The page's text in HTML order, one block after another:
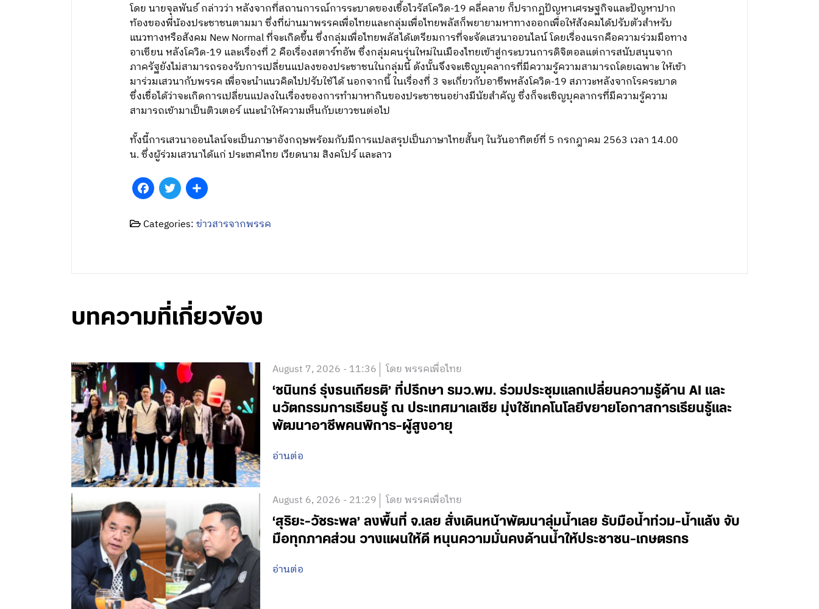
โดย นายจุลพันธ์ กล่าวว่า หลังจากที่สถานการณ์การระบาดของเชื้อไวรัสโควิด-19 คลี่คลาย ก็ปรากฏปัญหาเศรษฐกิจและปัญหาปาก
ท้องของพี่น้องประชาชนตามมา ซึ่งที่ผ่านมาพรรคเพื่อไทยและกลุ่มเพื่อไทยพลัสก็พยายามหาทางออกเพื่อให้สังคมได้ปรับตัวสำหรับ
แนวทางหรือสังคม New Normal ที่จะเกิดขึ้น ซึ่งกลุ่มเพื่อไทยพลัสได้เตรียมการที่จะจัดเสวนาออนไลน์ โดยเรื่องแรกคือความร่วมมือทาง
อาเซียน หลังโควิด-19 และเรื่องที่ 2 คือเรื่องสตาร์ทอัพ ซึ่งกลุ่มคนรุ่นใหม่ในเมืองไทยเข้าสู่กระบวนการดิจิตอลแต่การสนับสนุนจาก
ภาครัฐยังไม่สามารถรองรับการเปลี่ยนแปลงของประชาชนในกลุ่มนี้ ดังนั้นจึงจะเชิญบุคลากรที่มีความรู้ความสามารถโดยเฉพาะ ให้เข้า
มาร่วมเสวนากับพรรค เพื่อจะนำแนวคิดไปปรับใช้ได้ นอกจากนี้ ในเรื่องที่ 3 จะเกี่ยวกับอาชีพหลังโควิด-19 สภาวะหลังจากโรคระบาด
ซึ่งเชื่อได้ว่าจะเกิดการเปลี่ยนแปลงในเรื่องของการทำมาหากินของประชาชนอย่างมีนัยสำคัญ ซึ่งก็จะเชิญบุคลากรที่มีความรู้ความ
สามารถเข้ามาเป็นติวเตอร์ แนะนำให้ความเห็นกับเยาวชนต่อไป
ทั้งนี้การเสวนาออนไลน์จะเป็นภาษาอังกฤษพร้อมกับมีการแปลสรุปเป็นภาษาไทยสั้นๆ ในวันอาทิตย์ที่ 5 กรกฎาคม 2563 เวลา 14.00
น. ซึ่งผู้ร่วมเสวนาได้แก่ ประเทศไทย เวียดนาม สิงคโปร์ และลาว
Facebook
TwitterShare
Categories:ข่าวสารจากพรรค
บทความที่เกี่ยวข้อง
August 7, 2026 - 11:36 โดย พรรคเพื่อไทย
‘ชนินทร์ รุ่งธนเกียรติ’ ที่ปรึกษา รมว.พม. ร่วมประชุมแลกเปลี่ยนความรู้ด้าน AI และ
นวัตกรรมการเรียนรู้ ณ ประเทศมาเลเซีย มุ่งใช้เทคโนโลยีขยายโอกาสการเรียนรู้และ
พัฒนาอาชีพคนพิการ-ผู้สูงอายุ
อ่านต่อ
August 6, 2026 - 21:29 โดย พรรคเพื่อไทย
‘สุริยะ-วัชระพล’ ลงพื้นที่ จ.เลย สั่งเดินหน้าพัฒนาลุ่มน้ำเลย รับมือน้ำท่วม-น้ำแล้ง จับ
มือทุกภาคส่วน วางแผนให้ดี หนุนความมั่นคงด้านน้ำให้ประชาชน-เกษตรกร
อ่านต่อ